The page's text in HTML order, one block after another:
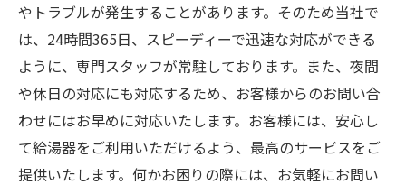
やトラブルが発生することがあります。そのため当社で
は、24時間365日、スピーディーで迅速な対応ができる
ように、専門スタッフが常駐しております。また、夜間
や休日の対応にも対応するため、お客様からのお問い合
わせにはお早めに対応いたします。お客様には、安心し
て給湯器をご利用いただけるよう、最高のサービスをご
提供いたします。何かお困りの際には、お気軽にお問い